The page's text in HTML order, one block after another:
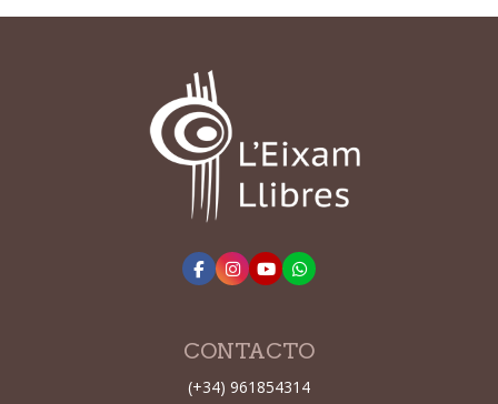
CONTACTO
(+34) 961854314